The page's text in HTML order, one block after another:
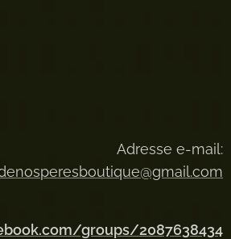
Adresse e-mail:
groups/2087638434